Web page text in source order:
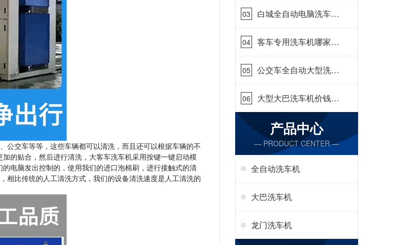
公交车等等，这些车辆都可以清洗，而且还可以根据车辆的不
的贴合，然后进行清洗，大客车洗车机采用按键一键启动模
电脑发出控制的，使用我们的进口泡棉刷，进行接触式的清
相比传统的人工清洗方式，我们的设备清洗速度是人工清洗的
03
白城全自动电脑洗车
机-ADV防冻冬季正常
使用[隆茂鑫晟]
04
客车专用洗车机哪家的
好[隆茂鑫晟]
05
公交车全自动大型洗车
机什么价钱[隆茂鑫晟]
06
大型大巴洗车机价钱怎
么样[隆茂鑫晟]
产品中心
— PRODUCT CENTER —
全自动洗车机
大巴洗车机
龙门洗车机